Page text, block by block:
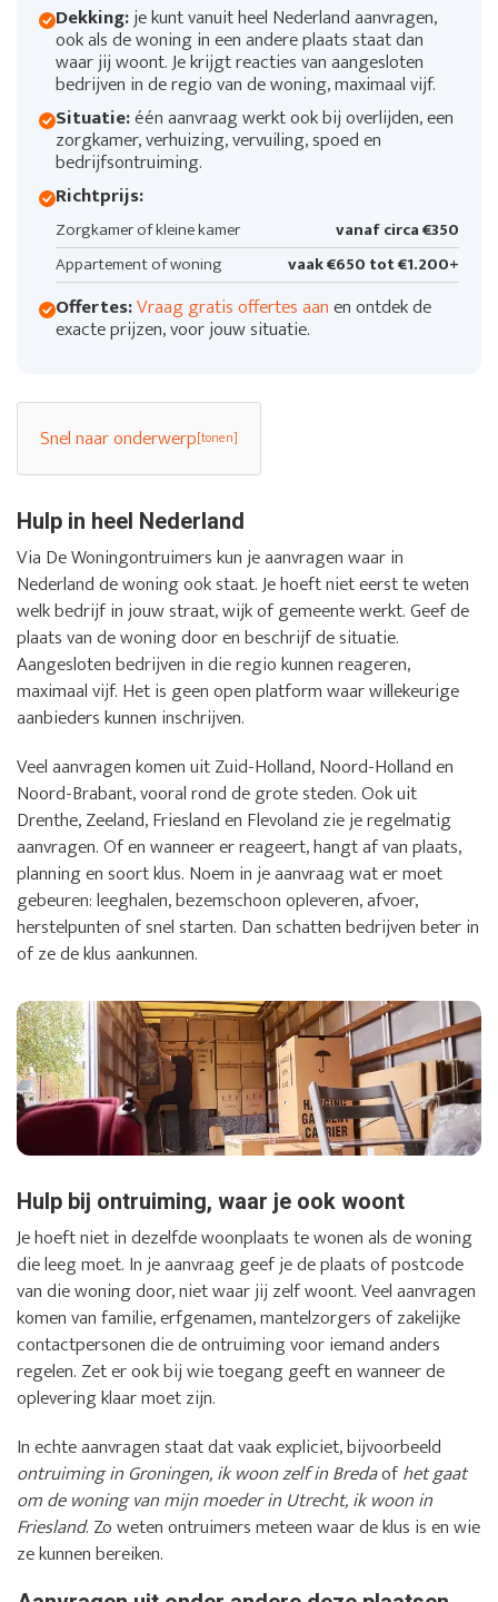
Dekking:je kunt vanuit heel Nederland aanvragen,
ook als de woning in een andere plaats staat dan
waar jij woont. Je krijgt reacties van aangesloten
bedrijven in de regio van de woning, maximaal vijf.
Situatie:één aanvraag werkt ook bij overlijden, een
zorgkamer, verhuizing, vervuiling, spoed en
bedrijfsontruiming.
Richtprijs:
Zorgkamer of kleine kamer
vanaf circa €350
Appartement of woning
vaak €650 tot €1.200+
Offertes:Vraag gratis offertes aanen ontdek de
exacte prijzen, voor jouw situatie.
Snel naar onderwerp
Hulp in heel Nederland
Via De Woningontruimers kun je aanvragen waar in
Nederland de woning ook staat. Je hoeft niet eerst te weten
welk bedrijf in jouw straat, wijk of gemeente werkt. Geef de
plaats van de woning door en beschrijf de situatie.
Aangesloten bedrijven in die regio kunnen reageren,
maximaal vijf. Het is geen open platform waar willekeurige
aanbieders kunnen inschrijven.
Veel aanvragen komen uit Zuid-Holland, Noord-Holland en
Noord-Brabant, vooral rond de grote steden. Ook uit
Drenthe, Zeeland, Friesland en Flevoland zie je regelmatig
aanvragen. Of en wanneer er reageert, hangt af van plaats,
planning en soort klus. Noem in je aanvraag wat er moet
gebeuren: leeghalen, bezemschoon opleveren, afvoer,
herstelpunten of snel starten. Dan schatten bedrijven beter in
of ze de klus aankunnen.
Hulp bij ontruiming, waar je ook woont
Je hoeft niet in dezelfde woonplaats te wonen als de woning
die leeg moet. In je aanvraag geef je de plaats of postcode
van die woning door, niet waar jij zelf woont. Veel aanvragen
komen van familie, erfgenamen, mantelzorgers of zakelijke
contactpersonen die de ontruiming voor iemand anders
regelen. Zet er ook bij wie toegang geeft en wanneer de
oplevering klaar moet zijn.
In echte aanvragen staat dat vaak expliciet, bijvoorbeeld
ontruiming in Groningen, ik woon zelf in Bredaofhet gaat
om de woning van mijn moeder in Utrecht, ik woon in
Friesland. Zo weten ontruimers meteen waar de klus is en wie
ze kunnen bereiken.